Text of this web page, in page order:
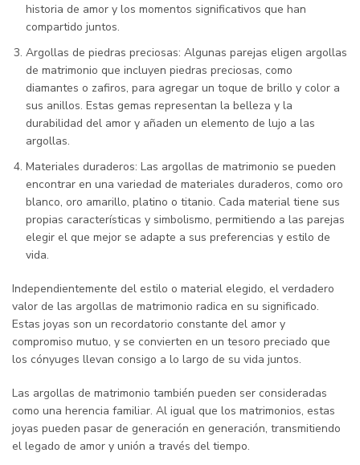
historia de amor y los momentos significativos que han
compartido juntos.
Argollas de piedras preciosas: Algunas parejas eligen argollas
de matrimonio que incluyen piedras preciosas, como
diamantes o zafiros, para agregar un toque de brillo y color a
sus anillos. Estas gemas representan la belleza y la
durabilidad del amor y añaden un elemento de lujo a las
argollas.
Materiales duraderos: Las argollas de matrimonio se pueden
encontrar en una variedad de materiales duraderos, como oro
blanco, oro amarillo, platino o titanio. Cada material tiene sus
propias características y simbolismo, permitiendo a las parejas
elegir el que mejor se adapte a sus preferencias y estilo de
vida.
Independientemente del estilo o material elegido, el verdadero
valor de las argollas de matrimonio radica en su significado.
Estas joyas son un recordatorio constante del amor y
compromiso mutuo, y se convierten en un tesoro preciado que
los cónyuges llevan consigo a lo largo de su vida juntos.
Las argollas de matrimonio también pueden ser consideradas
como una herencia familiar. Al igual que los matrimonios, estas
joyas pueden pasar de generación en generación, transmitiendo
el legado de amor y unión a través del tiempo.